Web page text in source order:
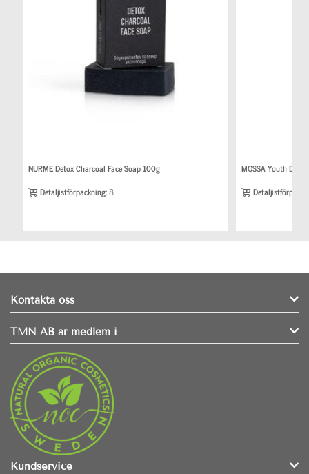
NURME Detox Charcoal Face Soap 100g
Detaljistförpackning:8
MOSSA Youth
Kontakta oss
TMN AB är medlem i
Kundservice